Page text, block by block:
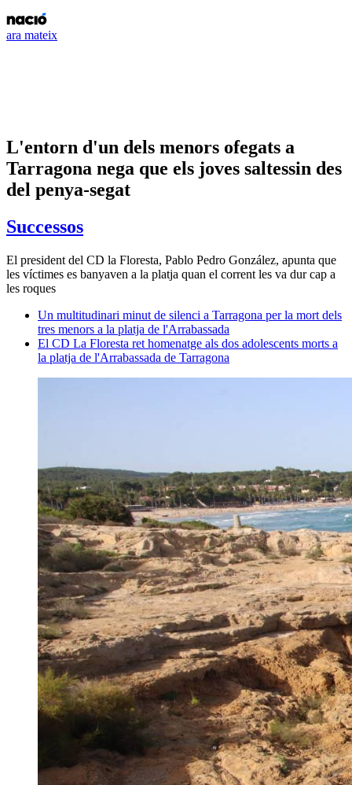
ara mateix
L'entorn d'un dels menors ofegats a
Tarragona nega que els joves saltessin des
del penya-segat
Successos
El president del CD la Floresta, Pablo Pedro González, apunta que
les víctimes es banyaven a la platja quan el corrent les va dur cap a
les roques
Un multitudinari minut de silenci a Tarragona per la mort dels
tres menors a la platja de l'Arrabassada
El CD La Floresta ret homenatge als dos adolescents morts a
la platja de l'Arrabassada de Tarragona